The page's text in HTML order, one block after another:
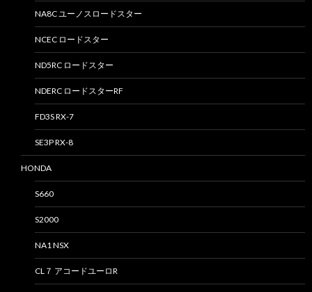
NA8C ユーノスロードスター
NCEC ロードスター
ND5RC ロードスター
NDERC ロードスターRF
FD3S RX-7
SE3P RX-8
HONDA
S660
S2000
NA1 NSX
CL７ アコードユーロR